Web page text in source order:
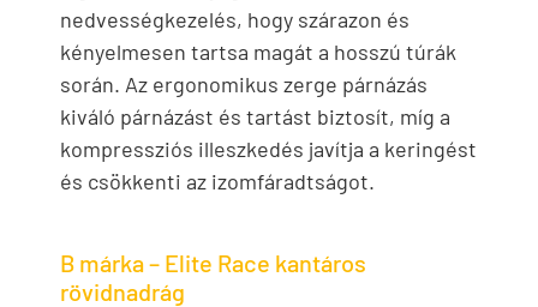
nedvességkezelés, hogy szárazon és
kényelmesen tartsa magát a hosszú túrák
során. Az ergonomikus zerge párnázás
kiváló párnázást és tartást biztosít, míg a
kompressziós illeszkedés javítja a keringést
és csökkenti az izomfáradtságot.
B márka – Elite Race kantáros
rövidnadrág